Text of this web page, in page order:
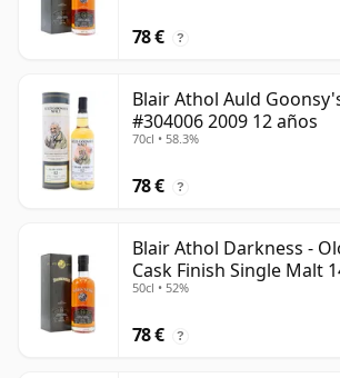
78 € ?
Blair Athol Auld
#304006 2009 12 años
70cl • 58.3%
78 € ?
Blair Athol Darkness -
Cask Finish Single Malt
50cl • 52%
78 € ?